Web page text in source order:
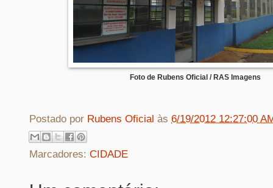
Foto de Rubens Oficial / RAS Imagens
Postado por Rubens Oficial às 6/19/2012 12:27:00
Marcadores: CIDADE